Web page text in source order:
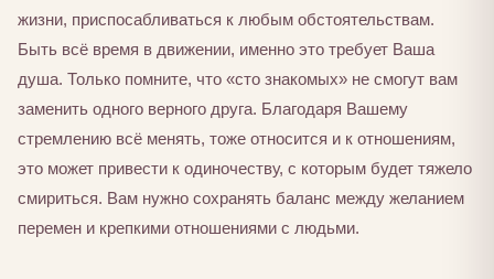
жизни, приспосабливаться к любым обстоятельствам.
Быть всё время в движении, именно это требует Ваша
душа. Только помните, что «сто знакомых» не смогут вам
заменить одного верного друга. Благодаря Вашему
стремлению всё менять, тоже относится и к отношениям,
это может привести к одиночеству, с которым будет тяжело
смириться. Вам нужно сохранять баланс между желанием
перемен и крепкими отношениями с людьми.